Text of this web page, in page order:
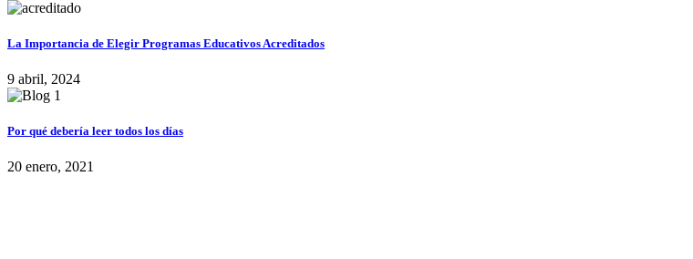
La Importancia de Elegir Programas Educativos Acreditados
9 abril, 2024
Por qué debería leer todos los días
20 enero, 2021